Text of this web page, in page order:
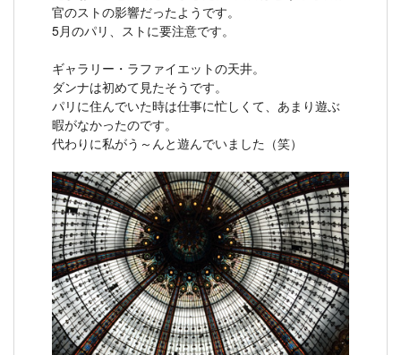
官のストの影響だったようです。
5月のパリ、ストに要注意です。
ギャラリー・ラファイエットの天井。
ダンナは初めて見たそうです。
パリに住んでいた時は仕事に忙しくて、あまり遊ぶ
暇がなかったのです。
代わりに私がう～んと遊んでいました（笑）